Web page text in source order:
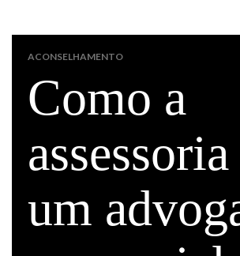
Como a
um
ACONSELHAMENTO